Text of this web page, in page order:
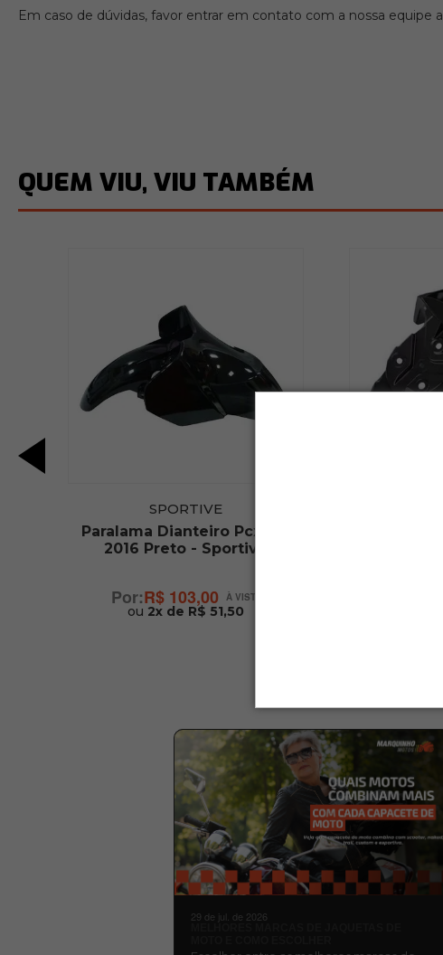
Em caso de dúvidas, favor entrar em contato com a nossa equipe
QUEM VIU, VIU TAMBÉM
SPORTIVE
Paralama Dianteiro Pcx 150
2016 Preto - Sportive
R$ 103,00
ou 2x de R$ 51,50
29 de jul. de 2026